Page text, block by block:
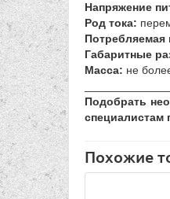
Напряжение
Род тока:
Габаритные
Масса: не
Подобрать
специалистам
Похожие